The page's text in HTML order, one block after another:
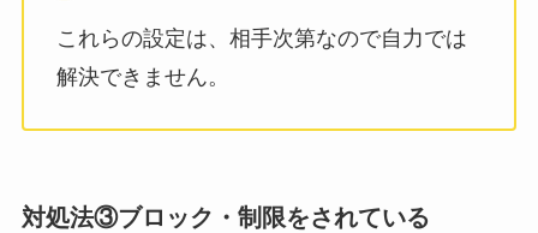
これらの設定は、相手次第なので自力では
解決できません。
対処法③ブロック・制限をされている